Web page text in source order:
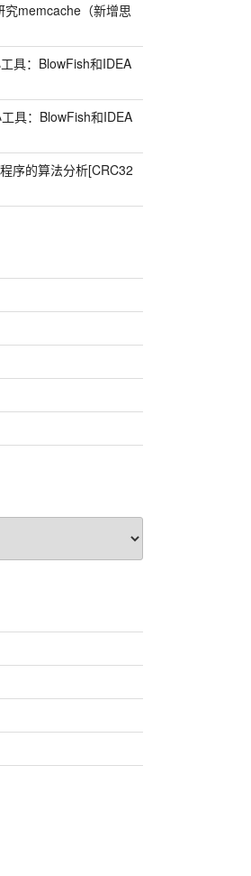
究memcache（新增思
具：BlowFish和IDEA
具：BlowFish和IDEA
序的算法分析[CRC32